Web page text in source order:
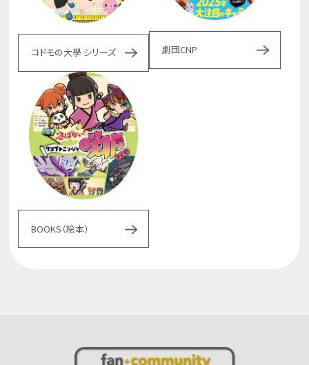
コドモの大學 シリーズ 劇団CNP
BOOKS（絵本）